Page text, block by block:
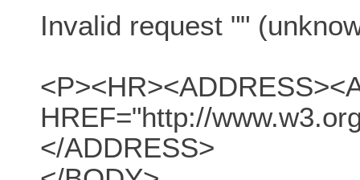
Invalid request ""
HREF="http://
</ADDRESS>